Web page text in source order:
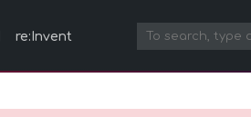
re:Invent